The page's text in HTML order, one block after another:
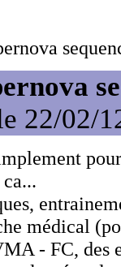
22/02/
médical
- FC, des